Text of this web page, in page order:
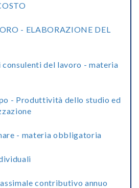
- ELABORAZIONE DEL
del lavoro - materia
- Produttività dello studio ed
- materia obbligatoria
contributivo annuo